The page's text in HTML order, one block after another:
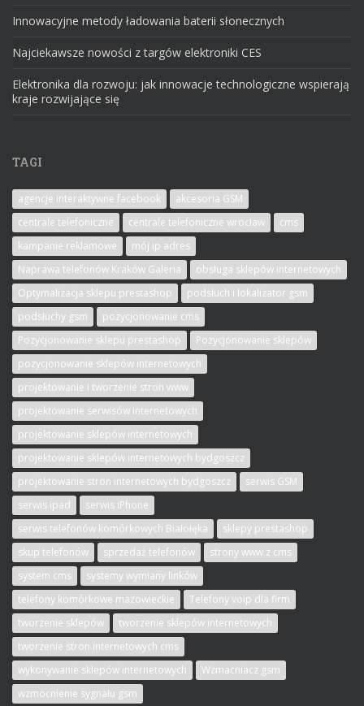
Innowacyjne metody ładowania baterii słonecznych
Najciekawsze nowości z targów elektroniki CES
Elektronika dla rozwoju: jak innowacje technologiczne wspierają
kraje rozwijające się
TAGI
agencje interaktywne facebook
akcesoria GSM
centrale telefoniczne
centrale telefoniczne wrocław
cms
kampanie reklamowe
mój ip adres
Naprawa telefonów Kraków Galeria
obsługa sklepów internetowych
Optymalizacja sklepu prestashop
podsłuch i lokalizator gsm
podsłuchy gsm
pozycjonowanie cms
Pozycjonowanie sklepu prestashop
Pozycjonowanie sklepów
pozycjonowanie sklepów internetowych
projektowanie i tworzenie stron www
projektowanie serwisów internetowych
projektowanie sklepów internetowych
projektowanie sklepów internetowych bydgoszcz
projektowanie stron internetowych bydgoszcz
serwis GSM
serwis ipad
serwis iPhone
serwis telefonów komórkowych Białołęka
sklepy prestashop
skup telefonów
sprzedaż telefonów
strony www z cms
system cms
systemy wymiany linków
telefony komórkowe mazowieckie
Telefony voip dla firm
tworzenie sklepów
tworzenie sklepów internetowych
tworzenie stron internetowych cms
wykonywanie sklepów internetowych
Wzmacniacz gsm
wzmocnienie sygnału gsm